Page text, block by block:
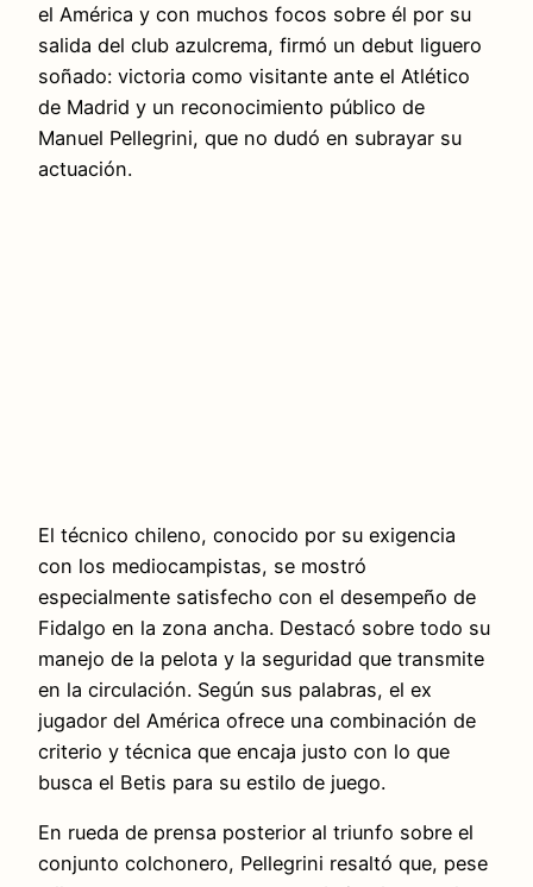
el América y con muchos focos sobre él por su
salida del club azulcrema, firmó un debut liguero
soñado: victoria como visitante ante el Atlético
de Madrid y un reconocimiento público de
Manuel Pellegrini, que no dudó en subrayar su
actuación.
El técnico chileno, conocido por su exigencia
con los mediocampistas, se mostró
especialmente satisfecho con el desempeño de
Fidalgo en la zona ancha. Destacó sobre todo su
manejo de la pelota y la seguridad que transmite
en la circulación. Según sus palabras, el ex
jugador del América ofrece una combinación de
criterio y técnica que encaja justo con lo que
busca el Betis para su estilo de juego.
En rueda de prensa posterior al triunfo sobre el
conjunto colchonero, Pellegrini resaltó que, pese